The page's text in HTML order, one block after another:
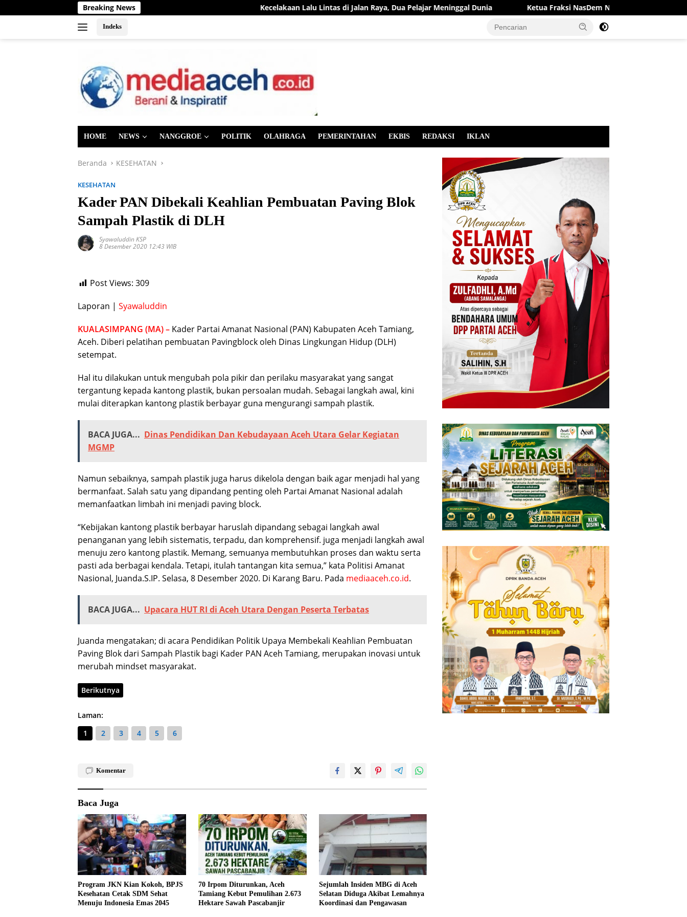
ke
Breaking News Kecelakaan Lalu Lintas di Jalan Raya, Dua Pelajar Meninggal Dunia Ketua Fraksi NasDem Novi Rosmita Diduga Terlibat
Indeks
HOME NEWS NANGGROE POLITIK OLAHRAGA PEMERINTAHAN EKBIS REDAKSI IKLAN
Beranda KESEHATAN
KESEHATAN
Kader PAN Dibekali Keahlian Pembuatan Paving Blok
Sampah Plastik di DLH
Syawaluddin KSP
8 Desember 2020 12:43 WIB
Post Views: 309
Laporan | Syawaluddin
KUALASIMPANG (MA) – Kader Partai Amanat Nasional (PAN) Kabupaten Aceh Tamiang,
Aceh. Diberi pelatihan pembuatan Pavingblock oleh Dinas Lingkungan Hidup (DLH)
setempat.
Hal itu dilakukan untuk mengubah pola pikir dan perilaku masyarakat yang sangat
tergantung kepada kantong plastik, bukan persoalan mudah. Sebagai langkah awal, kini
mulai diterapkan kantong plastik berbayar guna mengurangi sampah plastik.
BACA JUGA... Dinas Pendidikan Dan Kebudayaan Aceh Utara Gelar Kegiatan
MGMP
Namun sebaiknya, sampah plastik juga harus dikelola dengan baik agar menjadi hal yang
bermanfaat. Salah satu yang dipandang penting oleh Partai Amanat Nasional adalah
memanfaatkan limbah ini menjadi paving block.
“Kebijakan kantong plastik berbayar haruslah dipandang sebagai langkah awal
penanganan yang lebih sistematis, terpadu, dan komprehensif. juga menjadi langkah awal
menuju zero kantong plastik. Memang, semuanya membutuhkan proses dan waktu serta
pasti ada berbagai kendala. Tetapi, itulah tantangan kita semua,” kata Politisi Amanat
Nasional, Juanda.S.IP. Selasa, 8 Desember 2020. Di Karang Baru. Pada mediaaceh.co.id.
BACA JUGA... Upacara HUT RI di Aceh Utara Dengan Peserta Terbatas
Juanda mengatakan; di acara Pendidikan Politik Upaya Membekali Keahlian Pembuatan
Paving Blok dari Sampah Plastik bagi Kader PAN Aceh Tamiang, merupakan inovasi untuk
merubah mindset masyarakat.
Berikutnya
Laman:
1
2 3 4 5 6
Komentar
Baca Juga
Program JKN Kian Kokoh, BPJS
Kesehatan Cetak SDM Sehat
Menuju Indonesia Emas 2045
70 Irpom Diturunkan, Aceh
Tamiang Kebut Pemulihan 2.673
Hektare Sawah Pascabanjir
Sejumlah Insiden MBG di Aceh
Selatan Diduga Akibat Lemahnya
Koordinasi dan Pengawasan